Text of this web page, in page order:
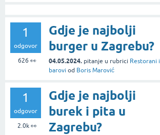
1
odgovor
626 👀
Gdje je najbolji
burger u Zagrebu?
04.05.2024. pitanje u rubrici Restorani i
barovi od Boris Marović
1
odgovor
2.0k👀
Gdje je najbolji
burek i pita u
Zagrebu?